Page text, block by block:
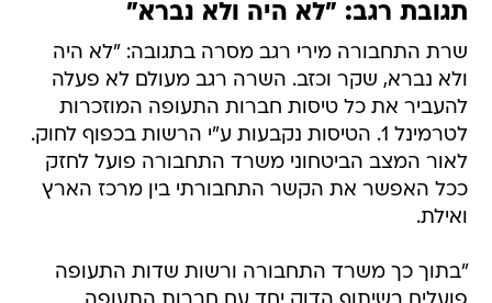
תגובת רגב: "לא היה ולא נברא"
שרת התחבורה מירי רגב מסרה בתגובה: "לא היה
ולא נברא, שקר וכזב. השרה רגב מעולם לא פעלה
להעביר את כל טיסות חברות התעופה המוזכרות
לטרמינל 1. הטיסות נקבעות ע"י הרשות בכפוף לחוק.
לאור המצב הביטחוני משרד התחבורה פועל לחזק
ככל האפשר את הקשר התחבורתי בין מרכז הארץ
ואילת.
"בתוך כך משרד התחבורה ורשות שדות התעופה